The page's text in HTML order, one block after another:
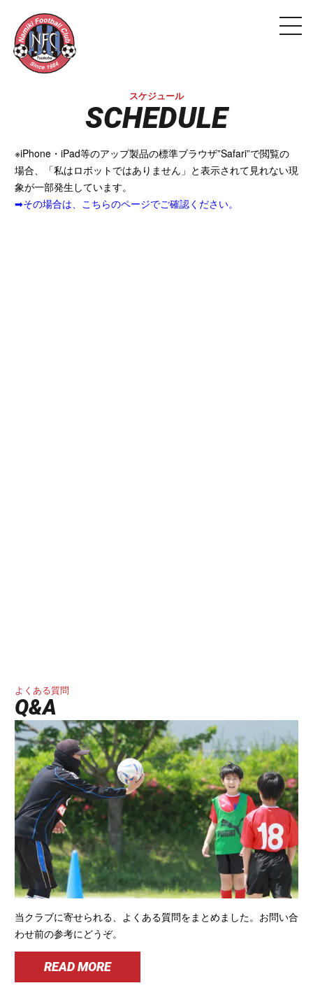
スケジュール
SCHEDULE
※iPhone・iPad等のアップ製品の標準ブラウザ”Safari”で閲覧の
場合、「私はロボットではありません」と表示されて見れない現
象が一部発生しています。
➡その場合は、こちらのページでご確認ください。
よくある質問
Q&A
当クラブに寄せられる、よくある質問をまとめました。お問い合
わせ前の参考にどうぞ。
READ MORE